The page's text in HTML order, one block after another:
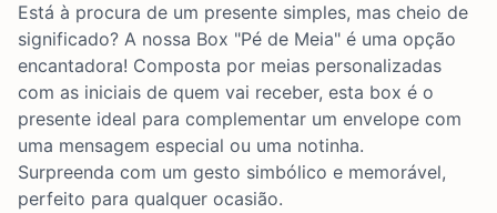
Está à procura de um presente simples, mas cheio de
significado? A nossa Box "Pé de Meia" é uma opção
encantadora! Composta por meias personalizadas
com as iniciais de quem vai receber, esta box é o
presente ideal para complementar um envelope com
uma mensagem especial ou uma notinha.
Surpreenda com um gesto simbólico e memorável,
perfeito para qualquer ocasião.